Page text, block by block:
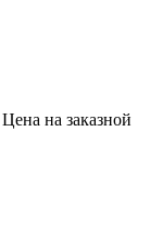
Цена на заказной